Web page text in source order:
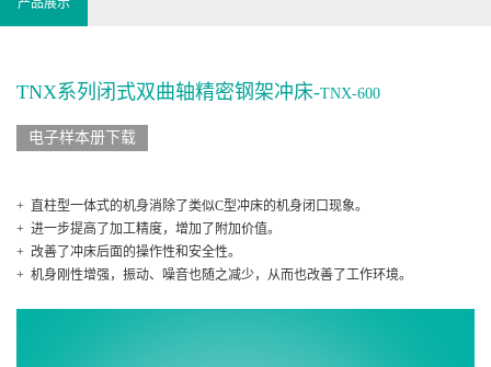
产品展示
TNX系列闭式双曲轴精密钢架冲床-TNX-600
电子样本册下载
+ 直柱型一体式的机身消除了类似C型冲床的机身闭口现象。
+ 进一步提高了加工精度，增加了附加价值。
+ 改善了冲床后面的操作性和安全性。
+ 机身刚性增强，振动、噪音也随之减少，从而也改善了工作环境。